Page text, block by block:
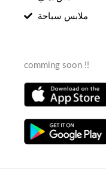
ملابس سباحة
comming soon !!